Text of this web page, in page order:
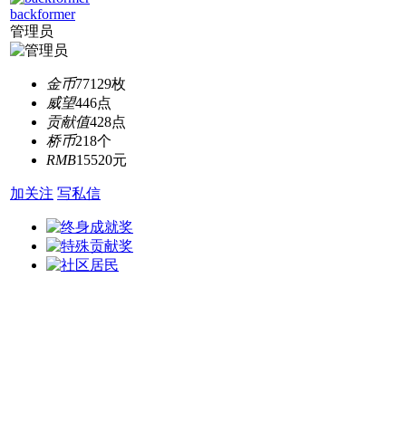
backformer
管理员
金币77129枚
威望446点
贡献值428点
桥币218个
RMB15520元
加关注 写私信